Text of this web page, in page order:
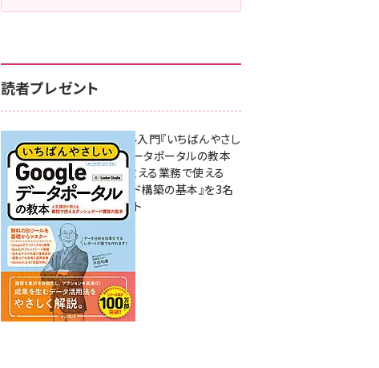
読者プレゼント
無料BIツール入門『いちばんやさし
いGoogleデータポータルの教本
人気講師が教える業務で使える
ダッシュボード構築の基本』を3名
様にプレゼント
7月31日 10:00